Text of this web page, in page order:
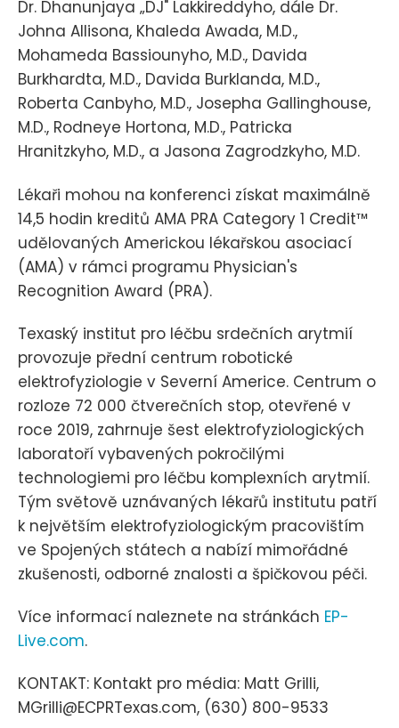
Dr. Dhanunjaya „DJ" Lakkireddyho, dále Dr.
Johna Allisona, Khaleda Awada, M.D.,
Mohameda Bassiounyho, M.D., Davida
Burkhardta, M.D., Davida Burklanda, M.D.,
Roberta Canbyho, M.D., Josepha Gallinghouse,
M.D., Rodneye Hortona, M.D., Patricka
Hranitzkyho, M.D., a Jasona Zagrodzkyho, M.D.
Lékaři mohou na konferenci získat maximálně
14,5 hodin kreditů AMA PRA Category 1 Credit™
udělovaných Americkou lékařskou asociací
(AMA) v rámci programu Physician's
Recognition Award (PRA).
Texaský institut pro léčbu srdečních arytmií
provozuje přední centrum robotické
elektrofyziologie v Severní Americe. Centrum o
rozloze 72 000 čtverečních stop, otevřené v
roce 2019, zahrnuje šest elektrofyziologických
laboratoří vybavených pokročilými
technologiemi pro léčbu komplexních arytmií.
Tým světově uznávaných lékařů institutu patří
k největším elektrofyziologickým pracovištím
ve Spojených státech a nabízí mimořádné
zkušenosti, odborné znalosti a špičkovou péči.
Více informací naleznete na stránkách EP-
Live.com.
KONTAKT: Kontakt pro média: Matt Grilli,
MGrilli@ECPRTexas.com, (630) 800-9533